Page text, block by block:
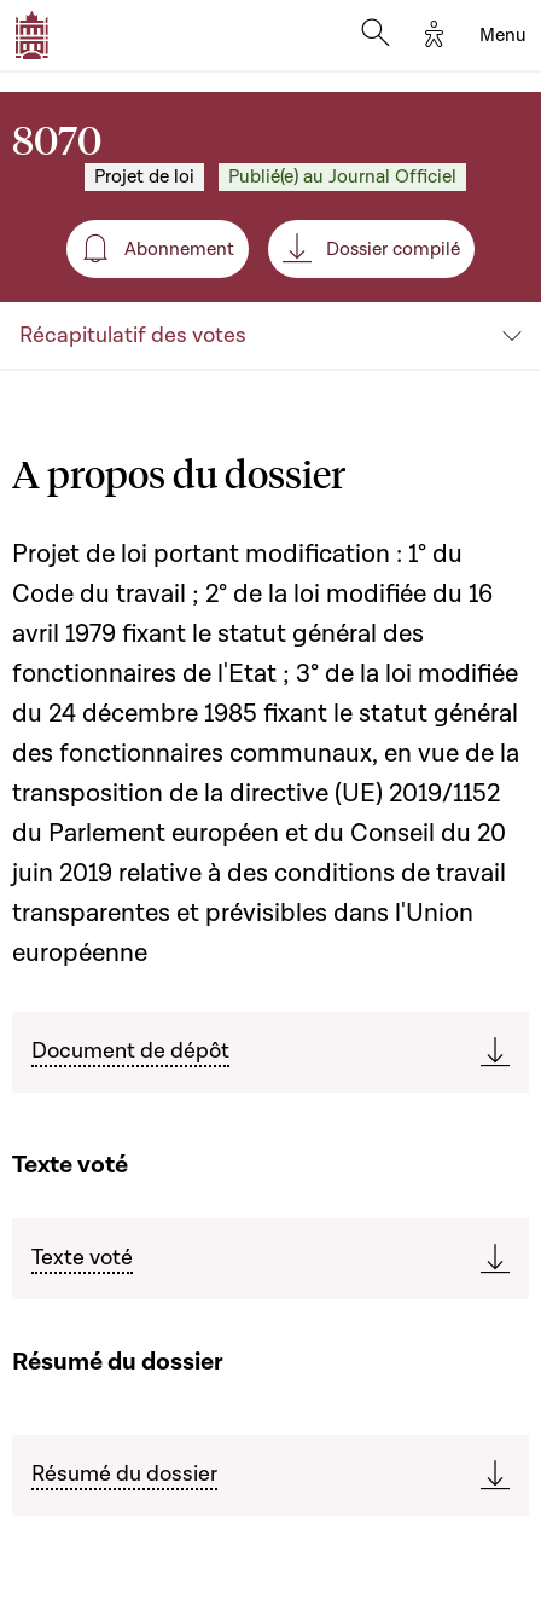
Options
Menu
8070
Projet de loi Publié(e) au Journal Officiel
Abonnement
Abonnement Dossier compilé
Récapitulatif des votes
A propos du dossier
Projet de loi portant modification : 1° du
Code du travail ; 2° de la loi modifiée du 16
avril 1979 fixant le statut général des
fonctionnaires de l'Etat ; 3° de la loi modifiée
du 24 décembre 1985 fixant le statut général
des fonctionnaires communaux, en vue de la
transposition de la directive (UE) 2019/1152
du Parlement européen et du Conseil du 20
juin 2019 relative à des conditions de travail
transparentes et prévisibles dans l'Union
européenne
Document de dépôt
Texte voté
Texte voté
Résumé du dossier
Résumé du dossier